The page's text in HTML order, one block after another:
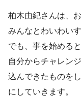
柏木由紀さんは、
みんなとわいわい
でも、事を始める
自分からチャレン
込んできたものを
にしていきます。